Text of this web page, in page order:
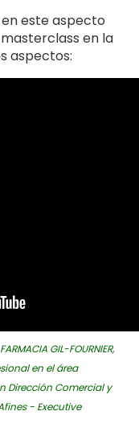
este aspecto
en la
aspectos:
GIL-FOURNIER,
en el área
Dirección Comercial y
- Executive